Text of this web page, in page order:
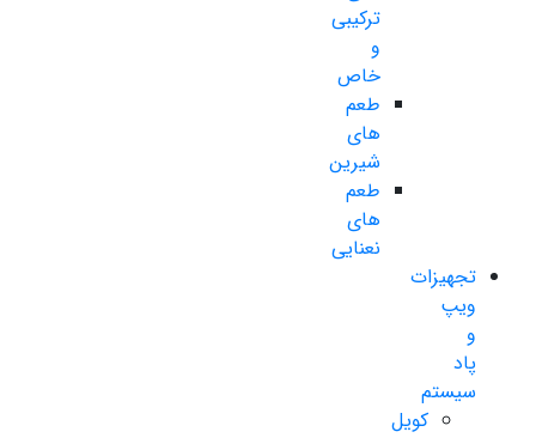
ترکیبی
و
خاص
طعم
های
شیرین
طعم
های
نعنایی
تجهیزات
ویپ
و
پاد
سیستم
کویل